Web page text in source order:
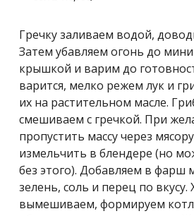
Гречку заливаем водой,
Затем убавляем огонь до
крышкой и варим до
варится, мелко режем лук и
их на растительном масле.
смешиваем с гречкой. При
пропустить массу через
измельчить в блендере (но
без этого). Добавляем в фарш
зелень, соль и перец по
вымешиваем, формируем